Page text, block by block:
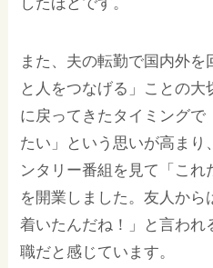
また、夫の転勤で国内外を
と人をつなげる」ことの大
に戻ってきたタイミングで
たい」という思いが高まり
ンタリー番組を見て「こ
を開業しました。友人から
着いたんだね！」と言われ
職だと感じています。